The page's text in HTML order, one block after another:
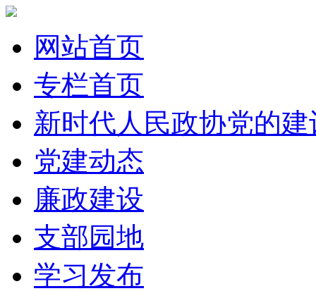
网站首页
专栏首页
新时代人民政协党的
党建动态
廉政建设
支部园地
学习发布